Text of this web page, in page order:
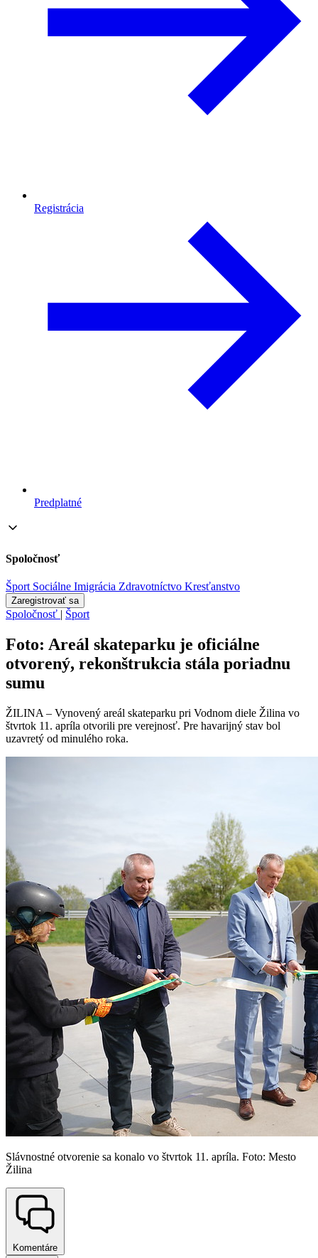
Registrácia
Predplatné
Spoločnosť
Šport Sociálne Imigrácia Zdravotníctvo Kresťanstvo
Zaregistrovať sa
Spoločnosť | Šport
Foto: Areál skateparku je oficiálne
otvorený, rekonštrukcia stála poriadnu
sumu
ŽILINA – Vynovený areál skateparku pri Vodnom diele Žilina vo
štvrtok 11. apríla otvorili pre verejnosť. Pre havarijný stav bol
uzavretý od minulého roka.
Slávnostné otvorenie sa konalo vo štvrtok 11. apríla. Foto: Mesto
Žilina
Komentáre